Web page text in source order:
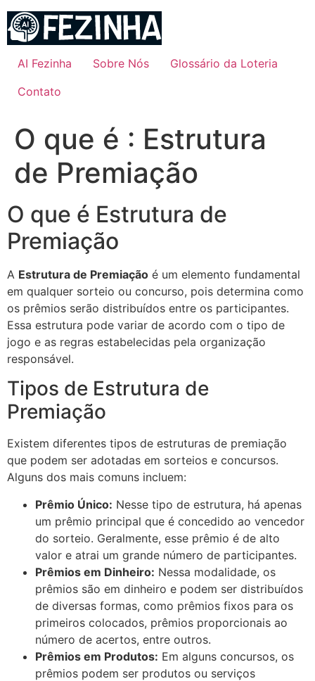
para
conteúdo
AI Fezinha Sobre Nós
Glossário da Loteria
Contato
O que é : Estrutura
de Premiação
O que é Estrutura de
Premiação
A Estrutura de Premiação é um elemento fundamental
em qualquer sorteio ou concurso, pois determina como
os prêmios serão distribuídos entre os participantes.
Essa estrutura pode variar de acordo com o tipo de
jogo e as regras estabelecidas pela organização
responsável.
Tipos de Estrutura de
Premiação
Existem diferentes tipos de estruturas de premiação
que podem ser adotadas em sorteios e concursos.
Alguns dos mais comuns incluem:
Prêmio Único: Nesse tipo de estrutura, há apenas
um prêmio principal que é concedido ao vencedor
do sorteio. Geralmente, esse prêmio é de alto
valor e atrai um grande número de participantes.
Prêmios em Dinheiro: Nessa modalidade, os
prêmios são em dinheiro e podem ser distribuídos
de diversas formas, como prêmios fixos para os
primeiros colocados, prêmios proporcionais ao
número de acertos, entre outros.
Prêmios em Produtos: Em alguns concursos, os
prêmios podem ser produtos ou serviços